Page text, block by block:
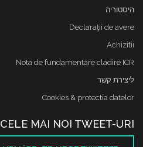
היסטוריה
Declaraţii de avere
Achizitii
Nota de fundamentare cladire ICR
ליצירת קשר
Cookies & protectia datelor
CELE MAI NOI TWEET-URI